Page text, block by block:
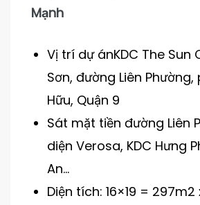
Mạnh
Vị trí dự ánKDC The Sun
Sơn, đường Liên Phường,
Hữu, Quận 9
Sát mặt tiền đường Liên
diện Verosa, KDC Hưng
An…
Diện tích: 16×19 =